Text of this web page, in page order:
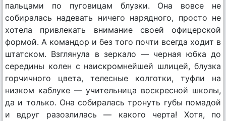
пальцами по пуговицам блузки. Она вовсе не
собиралась надевать ничего нарядного, просто не
хотела привлекать внимание своей офицерской
формой. А командор и без того почти всегда ходит в
штатском. Взглянула в зеркало — черная юбка до
середины колен с наискромнейшей шлицей, блузка
горчичного цвета, телесные колготки, туфли на
низком каблуке — учительница воскресной школы,
да и только. Она собиралась тронуть губы помадой
и вдруг разозлилась — какого черта! Хотя, по